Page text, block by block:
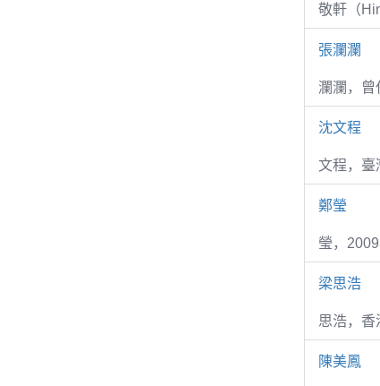
敬軒（
張瀾瀾
瀾瀾，曾
沈文程
文程，臺
鄭瑩
瑩，
梁思浩
思浩，香
陳美鳳